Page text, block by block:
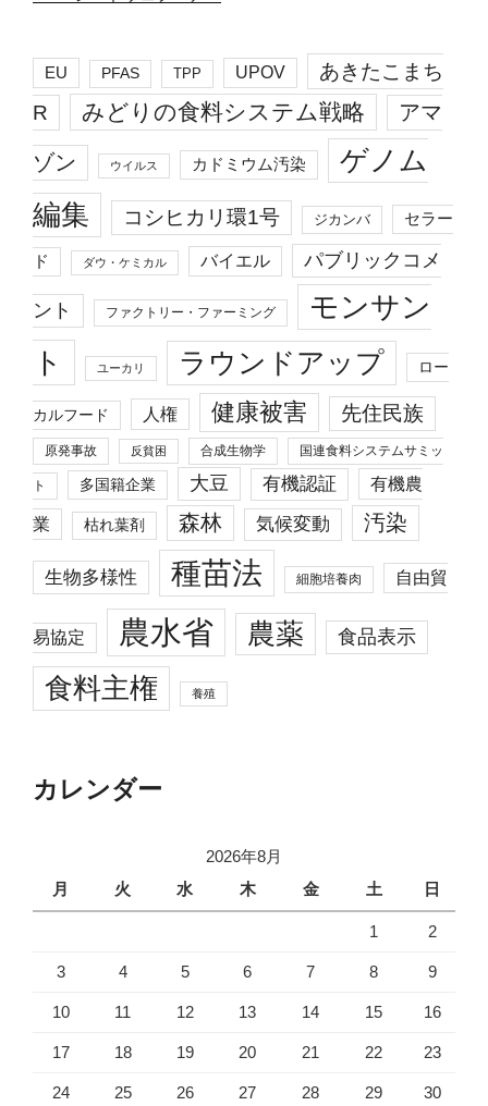
EU PFAS TPP UPOV
あきたこまち
R
みどりの食料システム戦略 アマ
ゾン ウイルス カドミウム汚染
ゲノム
編集
コシヒカリ環1号 ジカンバ セラー
ド ダウ・ケミカル バイエル パブリックコメ
ント ファクトリー・ファーミング
モンサン
ト
ユーカリ ラウンドアップ ロー
カルフード 人権 健康被害 先住民族
原発事故 反貧困 合成生物学 国連食料システムサミッ
ト 多国籍企業 大豆 有機認証 有機農
業 枯れ葉剤 森林 気候変動 汚染
生物多様性 種苗法 細胞培養肉 自由貿
易協定 農水省 農薬 食品表示
食料主権 養殖
カレンダー
2026年8月
月
火 水 木 金 土 日
1 2
3 4 5 6 7 8 9
10 11 12 13 14 15 16
17 18 19 20 21 22 23
24 25 26 27 28 29 30